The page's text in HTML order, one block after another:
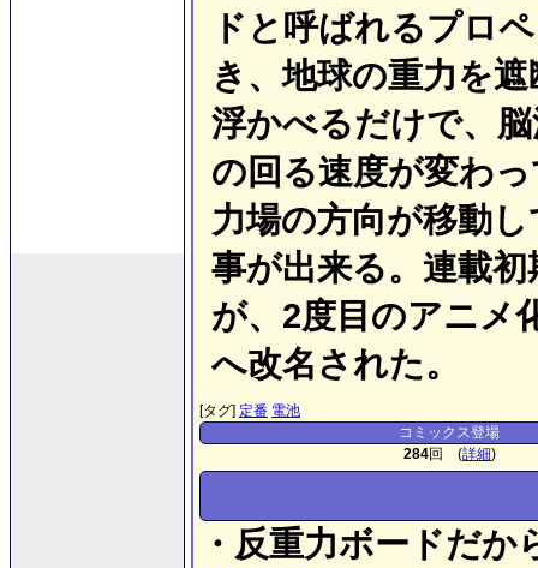
ドと呼ばれるプロ
き、地球の重力を
浮かべるだけで、
の回る速度が変わ
力場の方向が移動
事が出来る。連載
が、2度目のアニメ
へ改名された。
[タグ] 定番 電池
コミックス登場
284回 (詳細)
・反重力ボードだ